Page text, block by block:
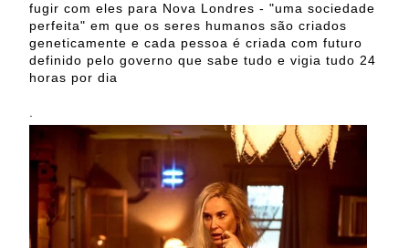
fugir com eles para Nova Londres - "uma sociedade
perfeita" em que os seres humanos são criados
geneticamente e cada pessoa é criada com futuro
definido pelo governo que sabe tudo e vigia tudo 24
horas por dia